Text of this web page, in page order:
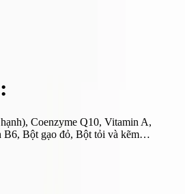
Coenzyme Q10, Vitamin A,
B6, Bột gạo đỏ, Bột tỏi và kẽm…